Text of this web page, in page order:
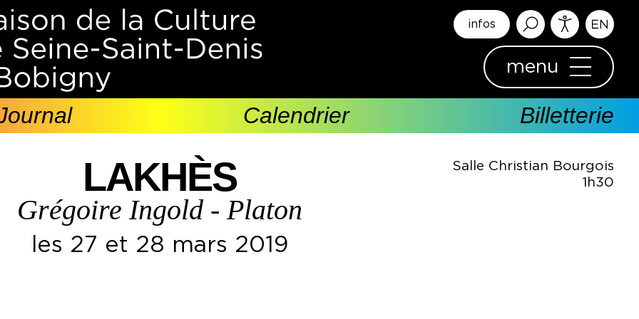
infos
menu
Calendrier Billetterie
LAKHÈS
Grégoire Ingold - Platon
les 27 et 28 mars 2019
Salle Christian Bourgois
1h30